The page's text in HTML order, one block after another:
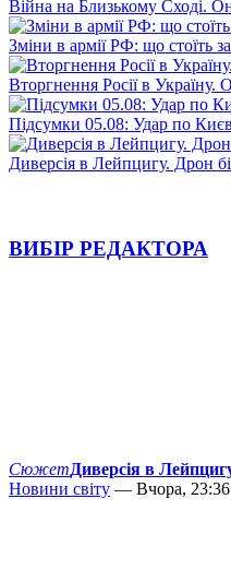
Війна на Близькому Сході.
Зміни в армії РФ: що стоїть
Вторгнення Росії в Україну.
Підсумки 05.08: Удар по
Диверсія в Лейпцигу. Дрон
ВИБІР РЕДАКТОРА
СюжетДиверсія в
Новини світу — Вчора, 23:36